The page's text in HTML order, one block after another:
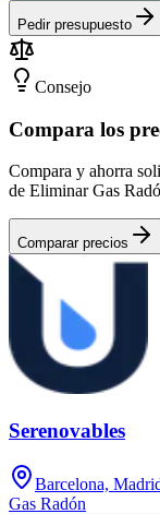
Pedir presupuesto
Consejo
Compara los
Compara y ahorra
de Eliminar Gas
Comparar precios
Serenovables
Barcelona,
Gas Radón